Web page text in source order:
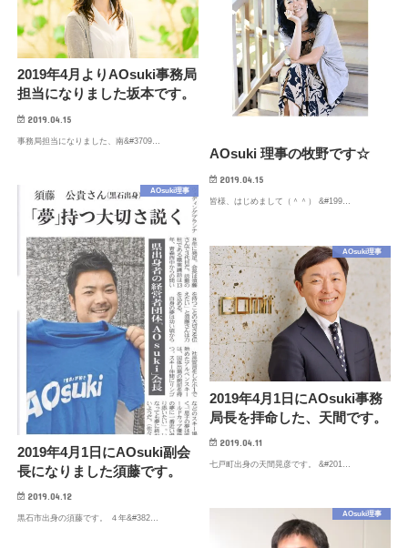
AOsuki 理事の牧野です☆
2019.04.15
皆様、はじめまして（＾＾） &#199…
2019年4月よりAOsuki事務局
担当になりました坂本です。
2019.04.15
事務局担当になりました、南&#3709…
AOsuki理事
2019年4月1日にAOsuki副会
長になりました須藤です。
2019.04.12
黒石市出身の須藤です。 ４年&#382…
AOsuki理事
2019年4月1日にAOsuki事務
局長を拝命した、天間です。
2019.04.11
七戸町出身の天間晃彦です。 &#201…
AOsuki理事